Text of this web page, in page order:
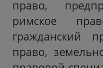
право,
римское
гражданский
право,